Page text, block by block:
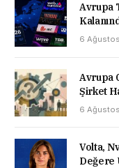
Avrupa
6
Avrupa
Şirket
6
Volta,
Değere